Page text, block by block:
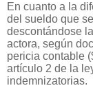
En cuanto a la
del sueldo que
descontándose
actora, según
pericia contable
artículo 2 de la
indemnizatorias.